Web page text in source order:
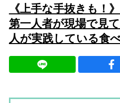
《上手な手抜きも！
第一人者が現場で見
人が実践している食